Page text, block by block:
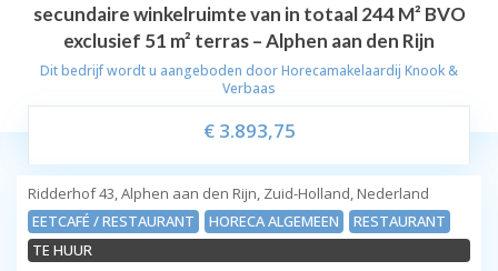
secundaire winkelruimte van in totaal 244 M² BVO
exclusief 51 m² terras – Alphen aan den Rijn
Dit bedrijf wordt u aangeboden doorHorecamakelaardij Knook &
Verbaas
€ 3.893,75
Ridderhof 43, Alphen aan den Rijn, Zuid-Holland, Nederland
EETCAFÉ / RESTAURANT
HORECA ALGEMEEN
RESTAURANT
TE HUUR